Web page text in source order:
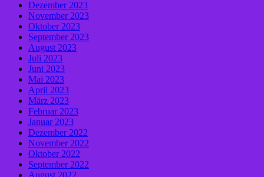
Dezember 2023
November 2023
Oktober 2023
September 2023
August 2023
Juli 2023
Juni 2023
Mai 2023
April 2023
März 2023
Februar 2023
Januar 2023
Dezember 2022
November 2022
Oktober 2022
September 2022